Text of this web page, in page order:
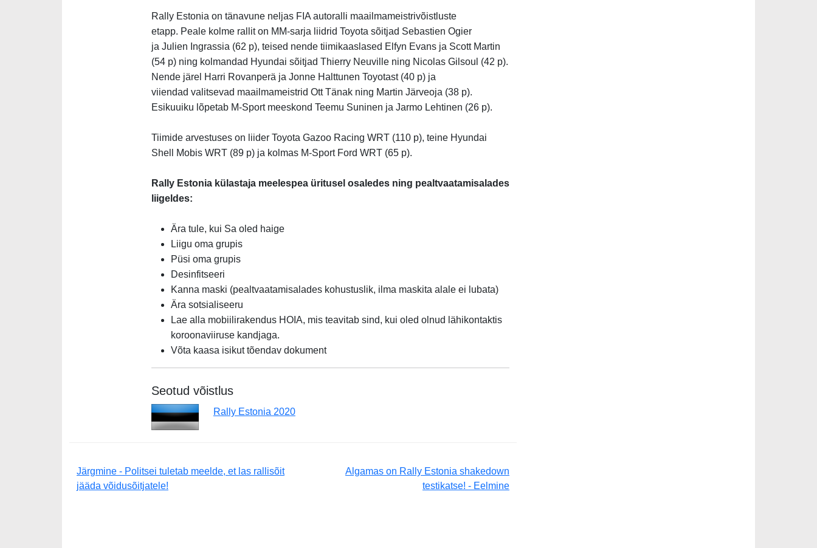
Rally Estonia on tänavune neljas FIA autoralli maailmameistrivõistluste
etapp. Peale kolme rallit on MM-sarja liidrid Toyota sõitjad Sebastien Ogier
ja Julien Ingrassia (62 p), teised nende tiimikaaslased Elfyn Evans ja Scott Martin
(54 p) ning kolmandad Hyundai sõitjad Thierry Neuville ning Nicolas Gilsoul (42 p).
Nende järel Harri Rovanperä ja Jonne Halttunen Toyotast (40 p) ja
viiendad valitsevad maailmameistrid Ott Tänak ning Martin Järveoja (38 p).
Esikuuiku lõpetab M-Sport meeskond Teemu Suninen ja Jarmo Lehtinen (26 p).
Tiimide arvestuses on liider Toyota Gazoo Racing WRT (110 p), teine Hyundai
Shell Mobis WRT (89 p) ja kolmas M-Sport Ford WRT (65 p).
Rally Estonia külastaja meelespea üritusel osaledes ning pealtvaatamisalades
liigeldes:
Ära tule, kui Sa oled haige
Liigu oma grupis
Püsi oma grupis
Desinfitseeri
Kanna maski (pealtvaatamisalades kohustuslik, ilma maskita alale ei lubata)
Ära sotsialiseeru
Lae alla mobiilirakendus HOIA, mis teavitab sind, kui oled olnud lähikontaktis
koroonaviiruse kandjaga.
Võta kaasa isikut tõendav dokument
Seotud võistlus
Rally Estonia 2020
Järgmine - Politsei tuletab meelde, et las rallisõit
jääda võidusõitjatele!
Algamas on Rally Estonia shakedown
testikatse! - Eelmine